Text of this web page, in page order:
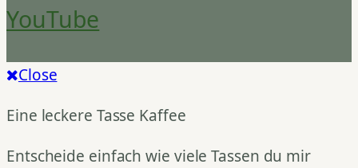
YouTube
Close
Eine leckere Tasse Kaffee
Entscheide einfach wie viele Tassen du mir